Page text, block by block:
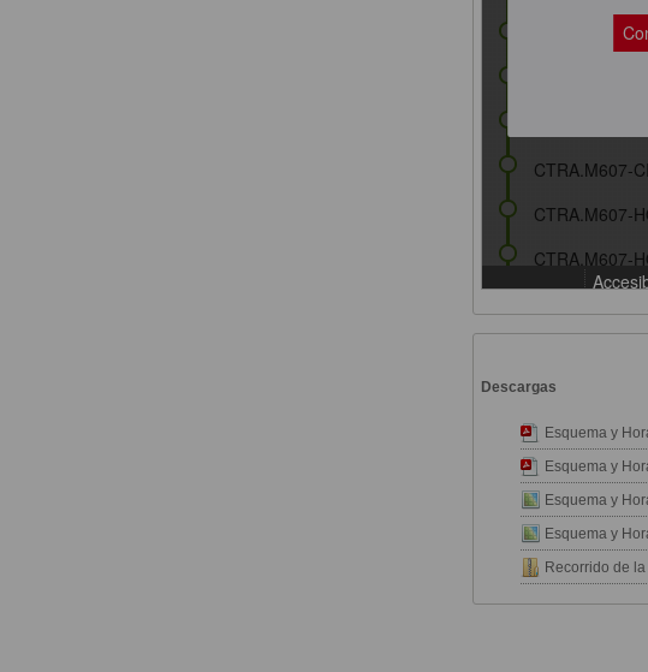
Descargas
Esquema y
Esquema y
Esquema y
Esquema y
Recorrido de